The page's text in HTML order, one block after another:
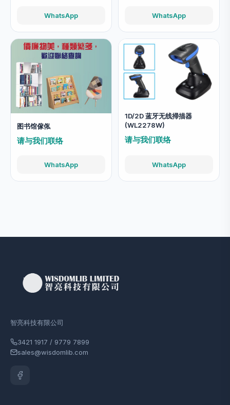
WhatsApp WhatsApp
图书馆傢俬
请与我们联络
WhatsApp
1D/2D 蓝牙无线掃描器
(WL2278W)
请与我们联络
WhatsApp
智亮科技有限公司
3421 1917 / 9779 7899
sales@wisdomlib.com